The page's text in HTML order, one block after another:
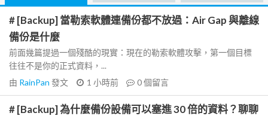
# [Backup] 當勒索軟體連備份都不放過：Air Gap 與離線
備份是什麼
前面幾篇提過一個殘酷的現實：現在的勒索軟體攻擊，第一個目標
往往不是你的正式資料，...
由 RainPan 發文 1 小時前 0個留言
# [Backup] 為什麼備份設備可以塞進 30 倍的資料？聊聊